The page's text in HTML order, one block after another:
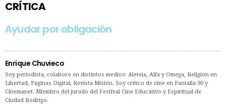
CRÍTICA
Ayudar por obligación
Enrique Chuvieco
Soy periodista, colaboro en distintos medios: Aleteia, Alfa y Omega, Religión en
Libertad, Páginas Digital, Revista Misión. Soy crítico de cine en Pantalla 90 y
Cinemanet. Miembro del jurado del Festival Cine Educativo y Espiritual de
Ciudad Rodrigo.